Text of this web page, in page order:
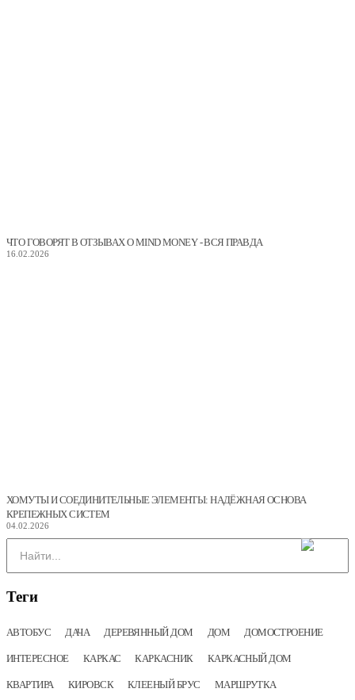
ЧТО ГОВОРЯТ В ОТЗЫВАХ О MIND MONEY - ВСЯ ПРАВДА
16.02.2026
ХОМУТЫ И СОЕДИНИТЕЛЬНЫЕ ЭЛЕМЕНТЫ: НАДЁЖНАЯ ОСНОВА
КРЕПЕЖНЫХ СИСТЕМ
04.02.2026
Теги
АВТОБУС ДАЧА ДЕРЕВЯННЫЙ ДОМ ДОМ ДОМОСТРОЕНИЕ
ИНТЕРЕСНОЕ КАРКАС КАРКАСНИК КАРКАСНЫЙ ДОМ
КВАРТИРА КИРОВСК КЛЕЕНЫЙ БРУС МАРШРУТКА